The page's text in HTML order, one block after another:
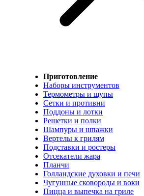
Приготовление
Наборы инструментов
Термометры и щупы
Сетки и противни
Поддоны и лотки
Решетки и полки
Шампуры и шпажки
Вертелы к грилям
Подставки и ростеры
Отсекатели жара
Планчи
Голландские духовки и печи
Чугунные сковороды и воки
Пицца и выпечка на гриле